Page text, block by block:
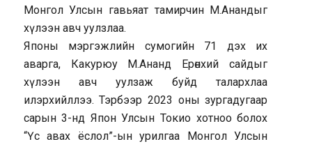
Монгол Улсын гавьяат тамирчин М.Анандыг
хүлээн авч уулзлаа.
Японы мэргэжлийн сумогийн 71 дэх их
аварга, Какурюу М.Ананд Ерөнхий сайдыг
хүлээн авч уулзаж буйд талархлаа
илэрхийллээ. Тэрбээр 2023 оны зургадугаар
сарын 3-нд Япон Улсын Токио хотноо болох
“Үс авах ёслол”-ын урилгаа Монгол Улсын